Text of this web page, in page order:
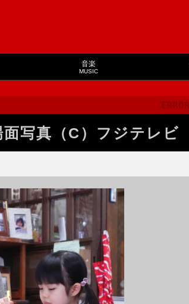
音楽
MUSIC
写真（C）フジテレビ